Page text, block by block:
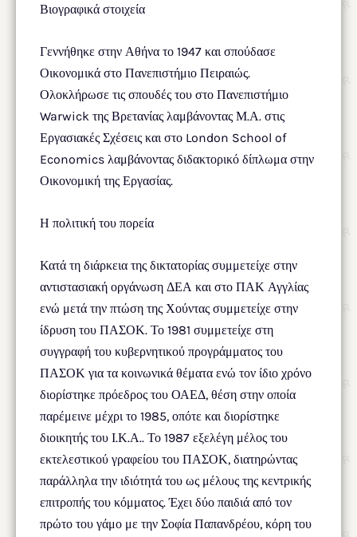
Βιογραφικά στοιχεία
Γεννήθηκε στην Αθήνα το 1947 και σπούδασε
Οικονομικά στο Πανεπιστήμιο Πειραιώς.
Ολοκλήρωσε τις σπουδές του στο Πανεπιστήμιο
Warwick της Βρετανίας λαμβάνοντας Μ.Α. στις
Εργασιακές Σχέσεις και στο London School of
Economics λαμβάνοντας διδακτορικό δίπλωμα στην
Οικονομική της Εργασίας.
Η πολιτική του πορεία
Κατά τη διάρκεια της δικτατορίας συμμετείχε στην
αντιστασιακή οργάνωση ΔΕΑ και στο ΠΑΚ Αγγλίας
ενώ μετά την πτώση της Χούντας συμμετείχε στην
ίδρυση του ΠΑΣΟΚ. Το 1981 συμμετείχε στη
συγγραφή του κυβερνητικού προγράμματος του
ΠΑΣΟΚ για τα κοινωνικά θέματα ενώ τον ίδιο χρόνο
διορίστηκε πρόεδρος του ΟΑΕΔ, θέση στην οποία
παρέμεινε μέχρι το 1985, οπότε και διορίστηκε
διοικητής του Ι.Κ.Α.. Το 1987 εξελέγη μέλος του
εκτελεστικού γραφείου του ΠΑΣΟΚ, διατηρώντας
παράλληλα την ιδιότητά του ως μέλους της κεντρικής
επιτροπής του κόμματος. Έχει δύο παιδιά από τον
πρώτο του γάμο με την Σοφία Παπανδρέου, κόρη του